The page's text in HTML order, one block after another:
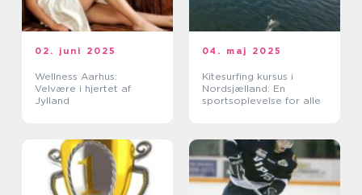
02. juni 2025
Wellness Aarhus:
Velvære i hjertet af
Jylland
04. maj 2025
Kitesurfing kursus i
Nordsjælland: En
sportsoplevelse for alle